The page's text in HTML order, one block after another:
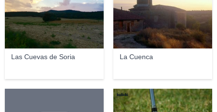
Las Cuevas de Soria La Cuenca
kulicki